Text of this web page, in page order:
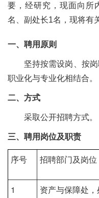
要，经研究，现面向所
名、 副处长1名 ，现将有
一、聘用原则
坚持按需设岗、按
职业化与专业化相结合。
二、方式
采取公开招聘方式。
三、聘用岗位及职责
序号 招聘部门及岗位
1 资产与保障处，